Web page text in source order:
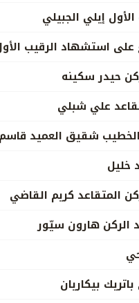
إيلي الجبيلي
على استشهاد الرقيب
حيدر سكينه
علي شبلي
شقيق العميد
خليل
المتقاعد كريم القاضي
الركن هارون سيّور
بيكاريان